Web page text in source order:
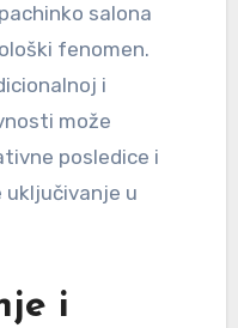
salona
fenomen.
i
može
posledice i
u
i